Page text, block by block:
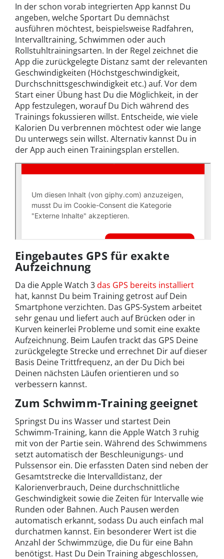
In der schon vorab integrierten App kannst Du
angeben, welche Sportart Du demnächst
ausführen möchtest, beispielsweise Radfahren,
Intervalltraining, Schwimmen oder auch
Rollstuhltrainingsarten. In der Regel zeichnet die
App die zurückgelegte Distanz samt der relevanten
Geschwindigkeiten (Höchstgeschwindigkeit,
Durchschnittsgeschwindigkeit etc.) auf. Vor dem
Start einer Übung hast Du die Möglichkeit, in der
App festzulegen, worauf Du Dich während des
Trainings fokussieren willst. Entscheide, wie viele
Kalorien Du verbrennen möchtest oder wie lange
Du unterwegs sein willst. Alternativ kannst Du in
der App auch einen Trainingsplan erstellen.
Eingebautes GPS für exakte
Aufzeichnung
Da die Apple Watch 3das GPS bereits installiert
hat, kannst Du beim Training getrost auf Dein
Smartphone verzichten. Das GPS-System arbeitet
sehr genau und liefert auch auf Brücken oder in
Kurven keinerlei Probleme und somit eine exakte
Aufzeichnung. Beim Laufen trackt das GPS Deine
zurückgelegte Strecke und errechnet Dir auf dieser
Basis Deine Trittfrequenz, an der Du Dich bei
Deinen nächsten Läufen orientieren und so
verbessern kannst.
Zum Schwimm-Training geeignet
Springst Du ins Wasser und startest Dein
Schwimm-Training, kann die Apple Watch 3 ruhig
mit von der Partie sein. Während des Schwimmens
setzt automatisch der Beschleunigungs- und
Pulssensor ein. Die erfassten Daten sind neben der
Gesamtstrecke die Intervalldistanz, der
Kalorienverbrauch, Deine durchschnittliche
Geschwindigkeit sowie die Zeiten für Intervalle wie
Runden oder Bahnen. Auch Pausen werden
automatisch erkannt, sodass Du auch einfach mal
durchatmen kannst. Ein besonderer Wert ist die
Anzahl der Schwimmzüge, die Du für eine Bahn
benötigst. Hast Du Dein Training abgeschlossen,